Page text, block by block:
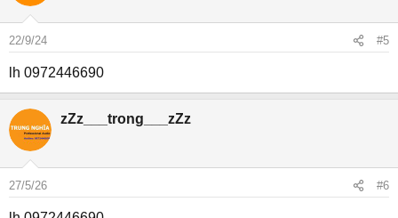
22/9/24 #5
lh 0972446690
zZz___trong___zZz
27/5/26 #6